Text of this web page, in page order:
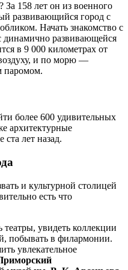
За 158 лет он из военного
развивающийся город с
Начать знакомство с
развивающейся
в 9 000 километрах от
и по морю —
паромом.
более 600 удивительных
архитектурные
лет назад.
и культурной столицей
есть что
увидеть коллекции
побывать в филармонии.
увлекательное